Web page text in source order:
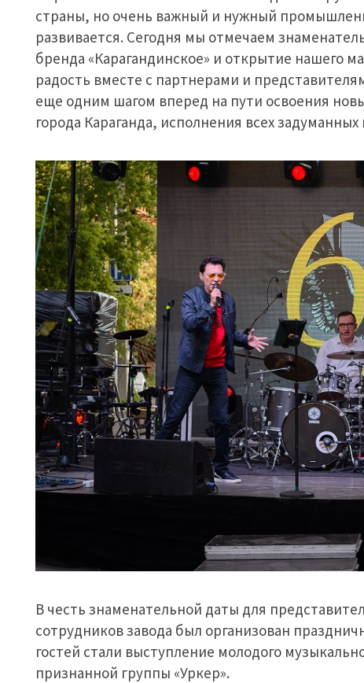
страны, но очень важный и нужный
развивается. Сегодня мы отмечаем
бренда «Карагандинское» и открытие нашего
радость вместе с партнерами и
еще одним шагом вперед на пути освоения
города Караганда, исполнения всех
В честь знаменательной даты для
сотрудников завода был организован
гостей стали выступление молодого
признанной группы «Уркер».